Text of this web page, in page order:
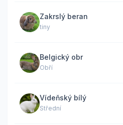
Zakrslý beran
tiny
Belgický obr
Obří
Vídeňský bílý
Střední